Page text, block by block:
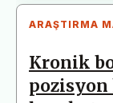
ARAŞTIRMA
Kronik
pozisyon